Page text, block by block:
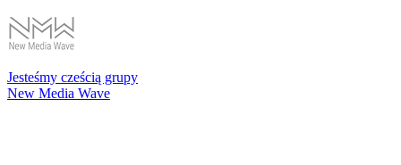
Jesteśmy cześcią grupy
New Media Wave